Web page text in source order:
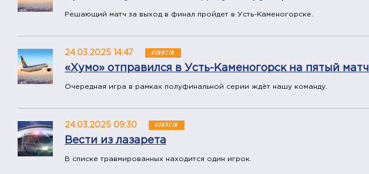
Решающий матч за выход в финал пройдет в Усть-Каменогорске.
24.03.2025 14:47 НОВОСТИ
«Хумо» отправился в Усть-Каменогорск на пятый матч
Очередная игра в рамках полуфинальной серии ждёт нашу команду.
24.03.2025 09:30 НОВОСТИ
Вести из лазарета
В списке травмированных находится один игрок.